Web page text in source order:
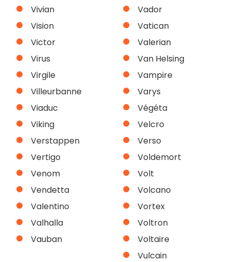
Vivian
Vision
Victor
Virus
Virgile
Villeurbanne
Viaduc
Viking
Verstappen
Vertigo
Venom
Vendetta
Valentino
Valhalla
Vauban
Vador
Vatican
Valerian
Van Helsing
Vampire
Varys
Végéta
Velcro
Verso
Voldemort
Volt
Volcano
Vortex
Voltron
Voltaire
Vulcain